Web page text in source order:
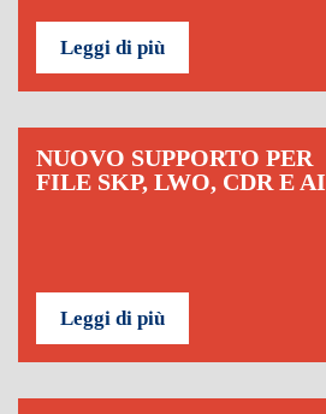
Leggi di più
NUOVO SUPPORTO PER
FILE SKP, LWO, CDR E AI
Leggi di più